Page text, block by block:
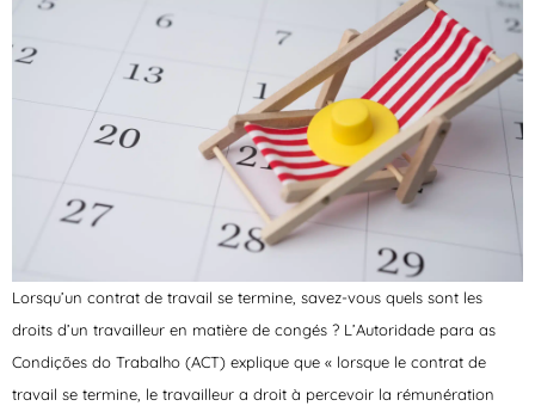
Lorsqu’un contrat de travail se termine, savez-vous quels sont les
droits d’un travailleur en matière de congés ? L’Autoridade para as
Condições do Trabalho (ACT) explique que « lorsque le contrat de
travail se termine, le travailleur a droit à percevoir la rémunération